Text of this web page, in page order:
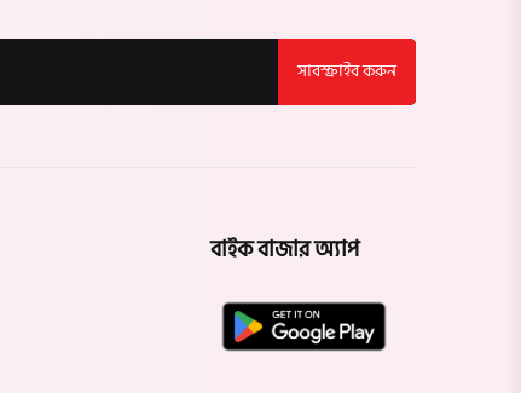
সাবস্ক্রাইব করুন
বাইক বাজার অ্যাপ